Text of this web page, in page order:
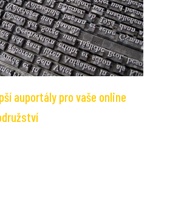
auportály pro vaše online